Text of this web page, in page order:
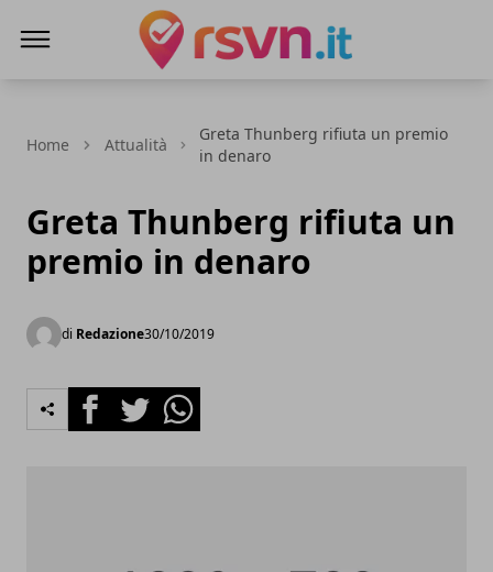
Home Attualità
Greta Thunberg rifiuta un premio
in denaro
Greta Thunberg rifiuta un
premio in denaro
di Redazione30/10/2019
FacebookTwitterWhatsapp